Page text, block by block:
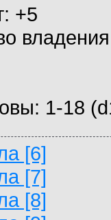
+5
1-18
[6]
[7]
[8]